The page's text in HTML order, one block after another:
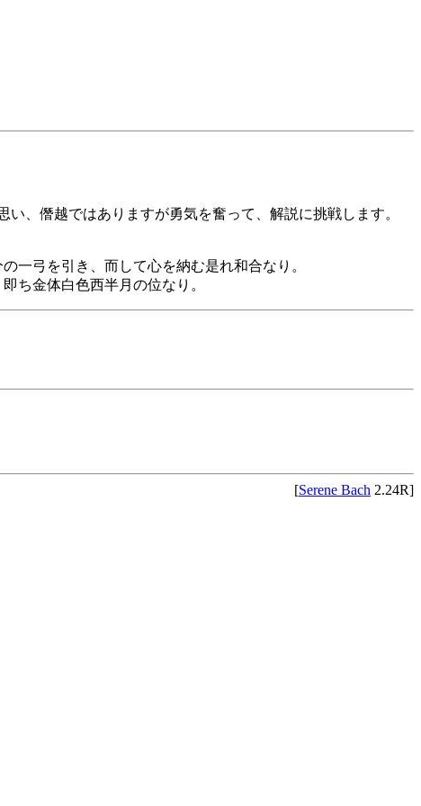
、僭越ではありますが勇気を奮って、解説に挑戦します。
一弓を引き、而して心を納む是れ和合なり。
ち金体白色西半月の位なり。
[Serene Bach 2.24R]